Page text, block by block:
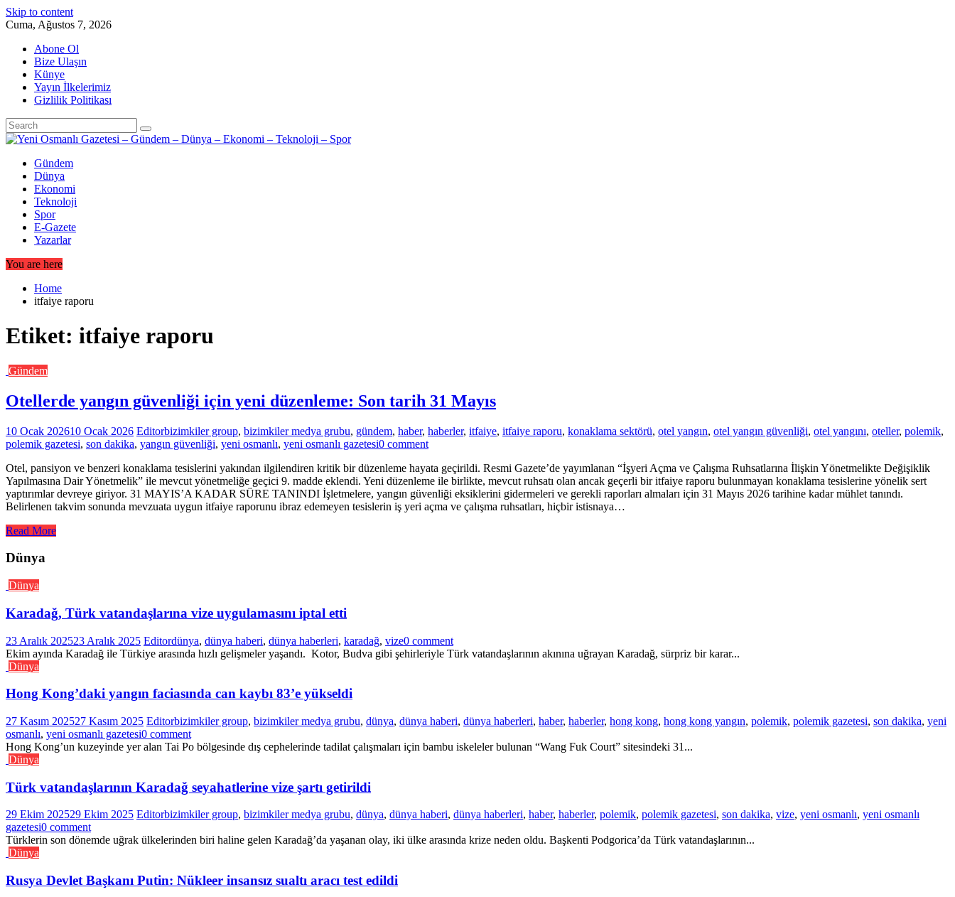
Skip to content
Cuma, Ağustos 7, 2026
Abone Ol
Bize Ulaşın
Künye
Yayın İlkelerimiz
Gizlilik Politikası
Gündem
Dünya
Ekonomi
Teknoloji
Spor
E-Gazete
Yazarlar
You are here
Home
itfaiye raporu
Etiket: itfaiye raporu
Gündem
Otellerde yangın güvenliği için yeni düzenleme: Son tarih 31 Mayıs
10 Ocak 202610 Ocak 2026 Editorbizimkiler group, bizimkiler medya grubu, gündem, haber, haberler, itfaiye, itfaiye raporu, konaklama sektörü, otel yangın, otel yangın güvenliği, otel yangını, oteller, polemik,
polemik gazetesi, son dakika, yangın güvenliği, yeni osmanlı, yeni osmanlı gazetesi0 comment
Otel, pansiyon ve benzeri konaklama tesislerini yakından ilgilendiren kritik bir düzenleme hayata geçirildi. Resmi Gazete’de yayımlanan “İşyeri Açma ve Çalışma Ruhsatlarına İlişkin Yönetmelikte Değişiklik
Yapılmasına Dair Yönetmelik” ile mevcut yönetmeliğe geçici 9. madde eklendi. Yeni düzenleme ile birlikte, mevcut ruhsatı olan ancak geçerli bir itfaiye raporu bulunmayan konaklama tesislerine yönelik sert
yaptırımlar devreye giriyor. 31 MAYIS’A KADAR SÜRE TANINDI İşletmelere, yangın güvenliği eksiklerini gidermeleri ve gerekli raporları almaları için 31 Mayıs 2026 tarihine kadar mühlet tanındı.
Belirlenen takvim sonunda mevzuata uygun itfaiye raporunu ibraz edemeyen tesislerin iş yeri açma ve çalışma ruhsatları, hiçbir istisnaya…
Read More
Dünya
Dünya
Karadağ, Türk vatandaşlarına vize uygulamasını iptal etti
23 Aralık 202523 Aralık 2025 Editordünya, dünya haberi, dünya haberleri, karadağ, vize0 comment
Ekim ayında Karadağ ile Türkiye arasında hızlı gelişmeler yaşandı. Kotor, Budva gibi şehirleriyle Türk vatandaşlarının akınına uğrayan Karadağ, sürpriz bir karar...
Dünya
Hong Kong’daki yangın faciasında can kaybı 83’e yükseldi
27 Kasım 202527 Kasım 2025 Editorbizimkiler group, bizimkiler medya grubu, dünya, dünya haberi, dünya haberleri, haber, haberler, hong kong, hong kong yangın, polemik, polemik gazetesi, son dakika, yeni
osmanlı, yeni osmanlı gazetesi0 comment
Hong Kong’un kuzeyinde yer alan Tai Po bölgesinde dış cephelerinde tadilat çalışmaları için bambu iskeleler bulunan “Wang Fuk Court” sitesindeki 31...
Dünya
Türk vatandaşlarının Karadağ seyahatlerine vize şartı getirildi
29 Ekim 202529 Ekim 2025 Editorbizimkiler group, bizimkiler medya grubu, dünya, dünya haberi, dünya haberleri, haber, haberler, polemik, polemik gazetesi, son dakika, vize, yeni osmanlı, yeni osmanlı
gazetesi0 comment
Türklerin son dönemde uğrak ülkelerinden biri haline gelen Karadağ’da yaşanan olay, iki ülke arasında krize neden oldu. Başkenti Podgorica’da Türk vatandaşlarının...
Dünya
Rusya Devlet Başkanı Putin: Nükleer insansız sualtı aracı test edildi